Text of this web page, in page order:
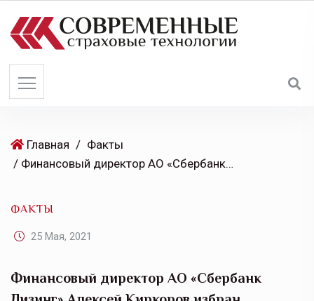
Главная / Факты
/ Финансовый директор АО «Сбербанк Лизинг» Алексей Киркоров избран президентом Объединенной Лизинговой Ассоциации
ФАКТЫ
25 Мая, 2021
Финансовый директор АО «Сбербанк